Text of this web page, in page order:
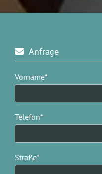
 Anfrage
Vorname*
Telefon*
Straße*